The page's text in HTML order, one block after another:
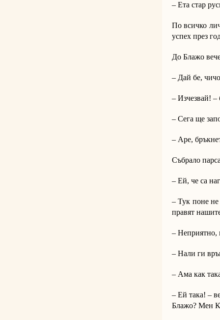
– Ета стар
По всичко
успех през
До Блажо
– Дай бе,
– Изчезвай! –
– Сега ще
– Аре,
Събрало
– Ей, че са
– Тук поне
правят
– Неприятно,
– Нали ги
– Ама как
– Ей така! –
Блажо? Мен